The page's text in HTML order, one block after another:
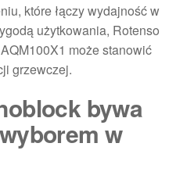
które łączy wydajność w
użytkowania, Rotenso
może stanowić
grzewczej.
bywa
w